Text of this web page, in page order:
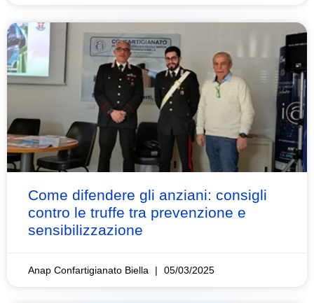
Come difendere gli anziani: consigli
contro le truffe tra prevenzione e
sensibilizzazione
Anap Confartigianato Biella 05/03/2025